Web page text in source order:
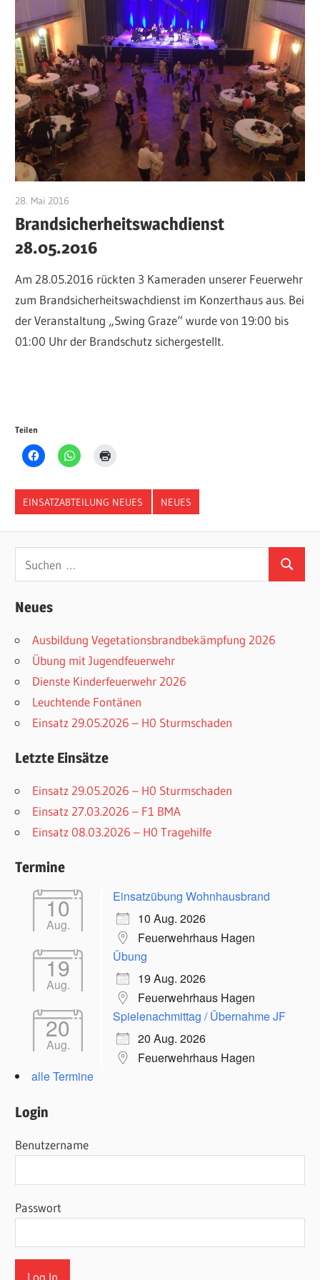
28. Mai 2016
Brandsicherheitswachdienst
28.05.2016
Am 28.05.2016 rückten 3 Kameraden unserer Feuerwehr
zum Brandsicherheitswachdienst im Konzerthaus aus. Bei
der Veranstaltung „Swing Graze“ wurde von 19:00 bis
01:00 Uhr der Brandschutz sichergestellt.
Teilen
EINSATZABTEILUNG NEUES NEUES
nach:
Suchen
Neues
Ausbildung Vegetationsbrandbekämpfung 2026
Übung mit Jugendfeuerwehr
Dienste Kinderfeuerwehr 2026
Leuchtende Fontänen
Einsatz 29.05.2026 – H0 Sturmschaden
Letzte Einsätze
Einsatz 29.05.2026 – H0 Sturmschaden
Einsatz 27.03.2026 – F1 BMA
Einsatz 08.03.2026 – H0 Tragehilfe
Termine
10
Aug.
Einsatzübung Wohnhausbrand
10 Aug. 2026
Feuerwehrhaus Hagen
19
Aug.
Übung
19 Aug. 2026
Feuerwehrhaus Hagen
20
Aug.
Spielenachmittag / Übernahme JF
20 Aug. 2026
Feuerwehrhaus Hagen
alle Termine
Login
Benutzername
Passwort